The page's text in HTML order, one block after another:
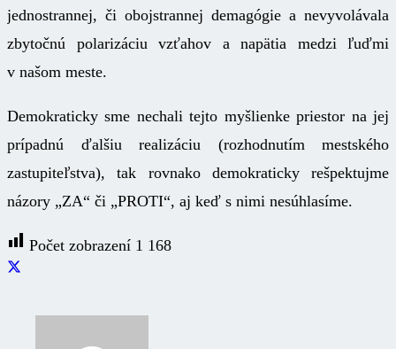
jednostrannej, či obojstrannej demagógie a nevyvolávala
zbytočnú polarizáciu vzťahov a napätia medzi ľuďmi
v našom meste.
Demokraticky sme nechali tejto myšlienke priestor na jej
prípadnú ďalšiu realizáciu (rozhodnutím mestského
zastupiteľstva), tak rovnako demokraticky rešpektujme
názory „ZA“ či „PROTI“, aj keď s nimi nesúhlasíme.
Počet zobrazení 1 168